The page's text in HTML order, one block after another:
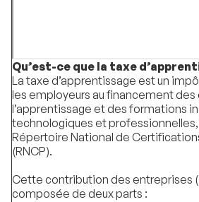
Qu’est-ce que la taxe
La taxe d’apprentissage est un
les employeurs au financement
l’apprentissage et des formations
technologiques et
Répertoire National de
(RNCP).
Cette contribution des entreprises
composée de deux parts :